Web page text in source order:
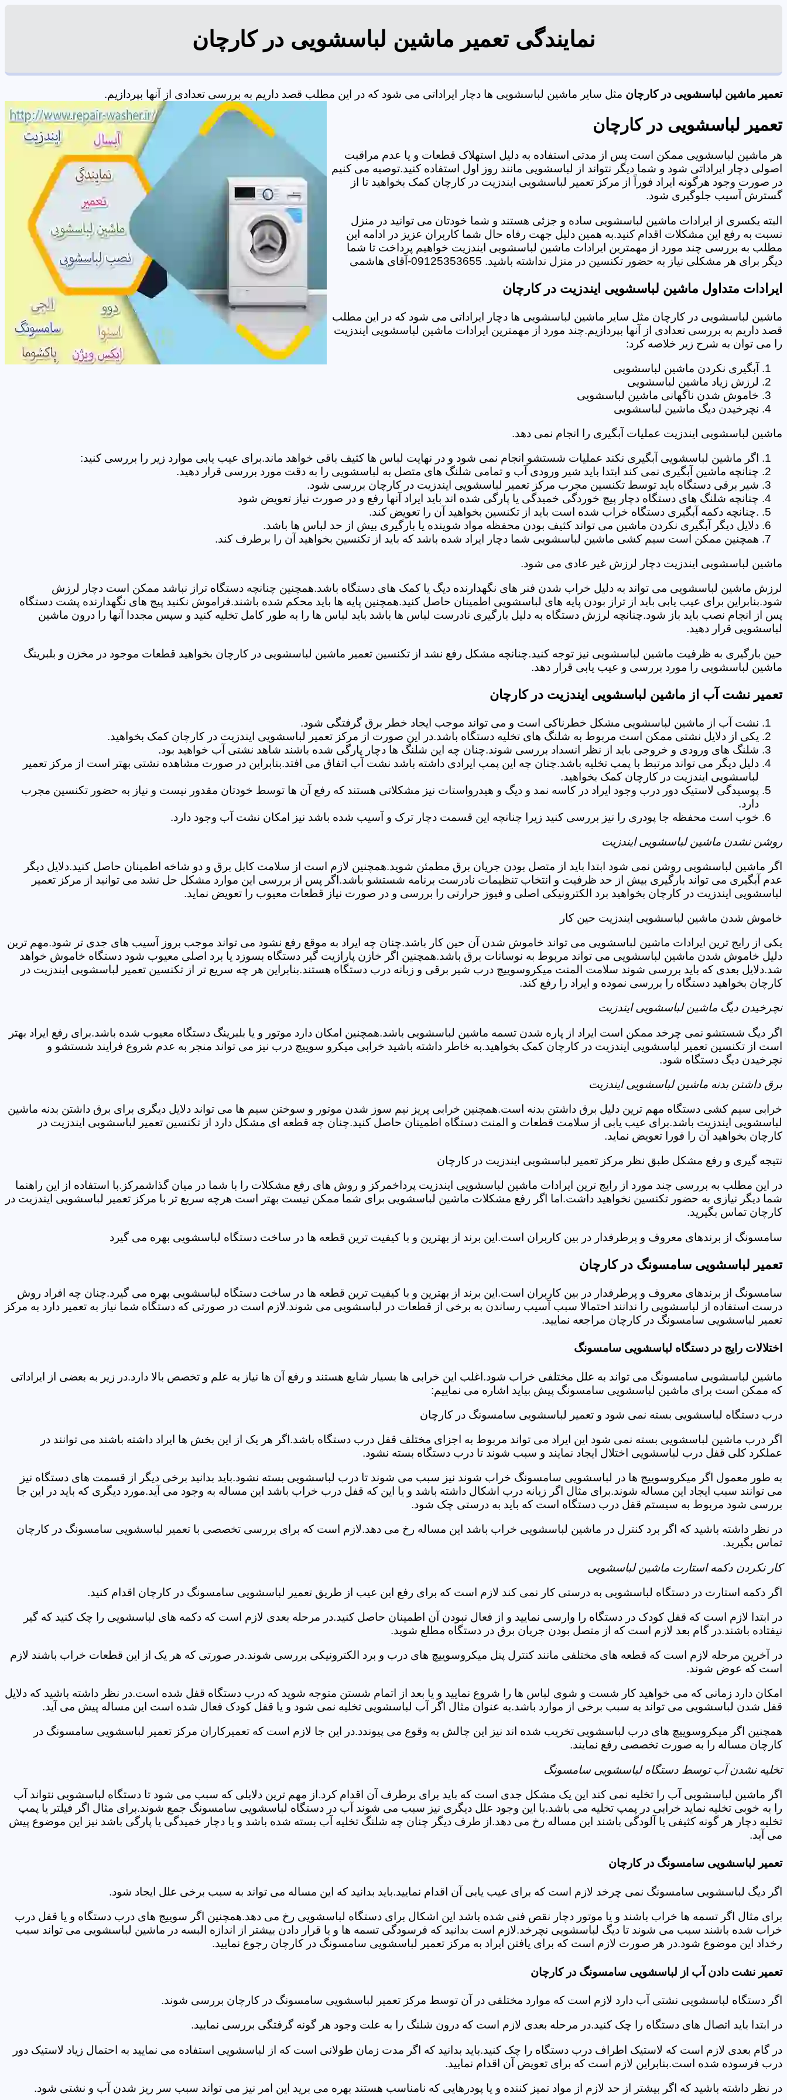
نمایندگی تعمیر ماشین لباسشویی در کارچان
تعمیر ماشین لباسشویی در کارچان مثل سایر ماشین لباسشویی ها دچار ایراداتی می شود که در این مطلب قصد داریم به بررسی تعدادی از آنها بپردازیم.
تعمیر لباسشویی در کارچان
هر ماشین لباسشویی ممکن است پس از مدتی استفاده به دلیل استهلاک قطعات و یا عدم مراقبت
اصولی دچار ایراداتی شود و شما دیگر نتواند از لباسشویی مانند روز اول استفاده کنید.توصیه می کنیم
در صورت وجود هرگونه ایراد فوراً از مرکز تعمیر لباسشویی ایندزیت در کارچان کمک بخواهید تا از
گسترش آسیب جلوگیری شود.
البته یکسری از ایرادات ماشین لباسشویی ساده و جزئی هستند و شما خودتان می توانید در منزل
نسبت به رفع این مشکلات اقدام کنید.به همین دلیل جهت رفاه حال شما کاربران عزیز در ادامه این
مطلب به بررسی چند مورد از مهمترین ایرادات ماشین لباسشویی ایندزیت خواهیم پرداخت تا شما
دیگر برای هر مشکلی نیاز به حضور تکنسین در منزل نداشته باشید. 09125353655-آقای هاشمی
ایرادات متداول ماشین لباسشویی ایندزیت در کارچان
ماشین لباسشویی در کارچان مثل سایر ماشین لباسشویی ها دچار ایراداتی می شود که در این مطلب
قصد داریم به بررسی تعدادی از آنها بپردازیم.چند مورد از مهمترین ایرادات ماشین لباسشویی ایندزیت
را می توان به شرح زیر خلاصه کرد:
آبگیری نکردن ماشین لباسشویی
لرزش زیاد ماشین لباسشویی
خاموش شدن ناگهانی ماشین لباسشویی
نچرخیدن دیگ ماشین لباسشویی
ماشین لباسشویی ایندزیت عملیات آبگیری را انجام نمی دهد.
اگر ماشین لباسشویی آبگیری نکند عملیات شستشو انجام نمی شود و در نهایت لباس ها کثیف باقی خواهد ماند.برای عیب یابی موارد زیر را بررسی کنید:
چنانچه ماشین آبگیری نمی کند ابتدا باید شیر ورودی آب و تمامی شلنگ های متصل به لباسشویی را به دقت مورد بررسی قرار دهید.
شیر برقی دستگاه باید توسط تکنسین مجرب مرکز تعمیر لباسشویی ایندزیت در کارچان بررسی شود.
چنانچه شلنگ های دستگاه دچار پیچ خوردگی خمیدگی یا پارگی شده اند باید ایراد آنها رفع و در صورت نیاز تعویض شود
.چنانچه دکمه آبگیری دستگاه خراب شده است باید از تکنسین بخواهید آن را تعویض کند.
دلایل دیگر آبگیری نکردن ماشین می تواند کثیف بودن محفظه مواد شوینده یا بارگیری بیش از حد لباس ها باشد.
همچنین ممکن است سیم کشی ماشین لباسشویی شما دچار ایراد شده باشد که باید از تکنسین بخواهید آن را برطرف کند.
ماشین لباسشویی ایندزیت دچار لرزش غیر عادی می شود.
لرزش ماشین لباسشویی می تواند به دلیل خراب شدن فنر های نگهدارنده دیگ یا کمک های دستگاه باشد.همچنین چنانچه دستگاه تراز نباشد ممکن است دچار لرزش
شود.بنابراین برای عیب یابی باید از تراز بودن پایه های لباسشویی اطمینان حاصل کنید.همچنین پایه ها باید محکم شده باشند.فراموش نکنید پیچ های نگهدارنده پشت دستگاه
پس از انجام نصب باید باز شود.چنانچه لرزش دستگاه به دلیل بارگیری نادرست لباس ها باشد باید لباس ها را به طور کامل تخلیه کنید و سپس مجددا آنها را درون ماشین
لباسشویی قرار دهید.
حین بارگیری به ظرفیت ماشین لباسشویی نیز توجه کنید.چنانچه مشکل رفع نشد از تکنسین تعمیر ماشین لباسشویی در کارچان بخواهید قطعات موجود در مخزن و بلبرینگ
ماشین لباسشویی را مورد بررسی و عیب یابی قرار دهد.
تعمیر نشت آب از ماشین لباسشویی ایندزیت در کارچان
نشت آب از ماشین لباسشویی مشکل خطرناکی است و می تواند موجب ایجاد خطر برق گرفتگی شود.
یکی از دلایل نشتی ممکن است مربوط به شلنگ های تخلیه دستگاه باشد.در این صورت از مرکز تعمیر لباسشویی ایندزیت در کارچان کمک بخواهید.
شلنگ های ورودی و خروجی باید از نظر انسداد بررسی شوند.چنان چه این شلنگ ها دچار پارگی شده باشند شاهد نشتی آب خواهید بود.
دلیل دیگر می تواند مرتبط با پمپ تخلیه باشد.چنان چه این پمپ ایرادی داشته باشد نشت آب اتفاق می افتد.بنابراین در صورت مشاهده نشتی بهتر است از مرکز تعمیر
لباسشویی ایندزیت در کارچان کمک بخواهید.
پوسیدگی لاستیک دور درب وجود ایراد در کاسه نمد و دیگ و هیدرواستات نیز مشکلاتی هستند که رفع آن ها توسط خودتان مقدور نیست و نیاز به حضور تکنسین مجرب
دارد.
خوب است محفظه جا پودری را نیز بررسی کنید زیرا چنانچه این قسمت دچار ترک و آسیب شده باشد نیز امکان نشت آب وجود دارد.
روشن نشدن ماشین لباسشویی ایندزیت
اگر ماشین لباسشویی روشن نمی شود ابتدا باید از متصل بودن جریان برق مطمئن شوید.همچنین لازم است از سلامت کابل برق و دو شاخه اطمینان حاصل کنید.دلایل دیگر
عدم آبگیری می تواند بارگیری بیش از حد ظرفیت و انتخاب تنظیمات نادرست برنامه شستشو باشد.اگر پس از بررسی این موارد مشکل حل نشد می توانید از مرکز تعمیر
لباسشویی ایندزیت در کارچان بخواهید برد الکترونیکی اصلی و فیوز حرارتی را بررسی و در صورت نیاز قطعات معیوب را تعویض نماید.
خاموش شدن ماشین لباسشویی ایندزیت حین کار
یکی از رایج ترین ایرادات ماشین لباسشویی می تواند خاموش شدن آن حین کار باشد.چنان چه ایراد به موقع رفع نشود می تواند موجب بروز آسیب های جدی تر شود.مهم ترین
دلیل خاموش شدن ماشین لباسشویی می تواند مربوط به نوسانات برق باشد.همچنین اگر خازن پارازیت گیر دستگاه بسوزد یا برد اصلی معیوب شود دستگاه خاموش خواهد
شد.دلایل بعدی که باید بررسی شوند سلامت المنت میکروسوییچ درب شیر برقی و زبانه درب دستگاه هستند.بنابراین هر چه سریع تر از تکنسین تعمیر لباسشویی ایندزیت در
کارچان بخواهید دستگاه را بررسی نموده و ایراد را رفع کند.
نچرخیدن دیگ ماشین لباسشویی ایندزیت
اگر دیگ شستشو نمی چرخد ممکن است ایراد از پاره شدن تسمه ماشین لباسشویی باشد.همچنین امکان دارد موتور و یا بلبرینگ دستگاه معیوب شده باشد.برای رفع ایراد بهتر
است از تکنسین تعمیر لباسشویی ایندزیت در کارچان کمک بخواهید.به خاطر داشته باشید خرابی میکرو سوییچ درب نیز می تواند منجر به عدم شروع فرایند شستشو و
نچرخیدن دیگ دستگاه شود.
برق داشتن بدنه ماشین لباسشویی ایندزیت
خرابی سیم کشی دستگاه مهم ترین دلیل برق داشتن بدنه است.همچنین خرابی پریز نیم سوز شدن موتور و سوختن سیم ها می تواند دلایل دیگری برای برق داشتن بدنه ماشین
لباسشویی ایندزیت باشد.برای عیب یابی از سلامت قطعات و المنت دستگاه اطمینان حاصل کنید.چنان چه قطعه ای مشکل دارد از تکنسین تعمیر لباسشویی ایندزیت در
کارچان بخواهید آن را فورا تعویض نماید.
نتیجه گیری و رفع مشکل طبق نظر مرکز تعمیر لباسشویی ایندزیت در کارچان
در این مطلب به بررسی چند مورد از رایج ترین ایرادات ماشین لباسشویی ایندزیت پرداخمرکز و روش های رفع مشکلات را با شما در میان گذاشمرکز.با استفاده از این راهنما
شما دیگر نیازی به حضور تکنسین نخواهید داشت.اما اگر رفع مشکلات ماشین لباسشویی برای شما ممکن نیست بهتر است هرچه سریع تر با مرکز تعمیر لباسشویی ایندزیت در
کارچان تماس بگیرید.
سامسونگ از برندهای معروف و پرطرفدار در بین کاربران است.این برند از بهترین و با کیفیت ترین قطعه ها در ساخت دستگاه لباسشویی بهره می گیرد
تعمیر لباسشویی سامسونگ در کارچان
سامسونگ از برندهای معروف و پرطرفدار در بین کاربران است.این برند از بهترین و با کیفیت ترین قطعه ها در ساخت دستگاه لباسشویی بهره می گیرد.چنان چه افراد روش
درست استفاده از لباسشویی را ندانند احتمالا سبب آسیب رساندن به برخی از قطعات در لباسشویی می شوند.لازم است در صورتی که دستگاه شما نیاز به تعمیر دارد به مرکز
تعمیر لباسشویی سامسونگ در کارچان مراجعه نمایید.
اختلالات رایج در دستگاه لباسشویی سامسونگ
ماشین لباسشویی سامسونگ می تواند به علل مختلفی خراب شود.اغلب این خرابی ها بسیار شایع هستند و رفع آن ها نیاز به علم و تخصص بالا دارد.در زیر به بعضی از ایراداتی
که ممکن است برای ماشین لباسشویی سامسونگ پیش بیاید اشاره می نماییم:
درب دستگاه لباسشویی بسته نمی شود و تعمیر لباسشویی سامسونگ در کارچان
اگر درب ماشین لباسشویی بسته نمی شود این ایراد می تواند مربوط به اجزای مختلف قفل درب دستگاه باشد.اگر هر یک از این بخش ها ایراد داشته باشند می توانند در
عملکرد کلی قفل درب لباسشویی اختلال ایجاد نمایند و سبب شوند تا درب دستگاه بسته نشود.
به طور معمول اگر میکروسوییچ ها در لباسشویی سامسونگ خراب شوند نیز سبب می شوند تا درب لباسشویی بسته نشود.باید بدانید برخی دیگر از قسمت های دستگاه نیز
می توانند سبب ایجاد این مساله شوند.برای مثال اگر زبانه درب اشکال داشته باشد و یا این که قفل درب خراب باشد این مساله به وجود می آید.مورد دیگری که باید در این جا
بررسی شود مربوط به سیستم قفل درب دستگاه است که باید به درستی چک شود.
در نظر داشته باشید که اگر برد کنترل در ماشین لباسشویی خراب باشد این مساله رخ می دهد.لازم است که برای بررسی تخصصی با تعمیر لباسشویی سامسونگ در کارچان
تماس بگیرید.
کار نکردن دکمه استارت ماشین لباسشویی
اگر دکمه استارت در دستگاه لباسشویی به درستی کار نمی کند لازم است که برای رفع این عیب از طریق تعمیر لباسشویی سامسونگ در کارچان اقدام کنید.
در ابتدا لازم است که قفل کودک در دستگاه را وارسی نمایید و از فعال نبودن آن اطمینان حاصل کنید.در مرحله بعدی لازم است که دکمه های لباسشویی را چک کنید که گیر
نیفتاده باشند.در گام بعد لازم است که از متصل بودن جریان برق در دستگاه مطلع شوید.
در آخرین مرحله لازم است که قطعه های مختلفی مانند کنترل پنل میکروسوییچ های درب و برد الکترونیکی بررسی شوند.در صورتی که هر یک از این قطعات خراب باشند لازم
است که عوض شوند.
امکان دارد زمانی که می خواهید کار شست و شوی لباس ها را شروع نمایید و یا بعد از اتمام شستن متوجه شوید که درب دستگاه قفل شده است.در نظر داشته باشید که دلایل
قفل شدن لباسشویی می تواند به سبب برخی از موارد باشد.به عنوان مثال اگر آب لباسشویی تخلیه نمی شود و یا قفل کودک فعال شده است این مساله پیش می آید.
همچنین اگر میکروسوییچ های درب لباسشویی تخریب شده اند نیز این چالش به وقوع می پیوندد.در این جا لازم است که تعمیرکاران مرکز تعمیر لباسشویی سامسونگ در
کارچان مساله را به صورت تخصصی رفع نمایند.
تخلیه نشدن آب توسط دستگاه لباسشویی سامسونگ
اگر ماشین لباسشویی آب را تخلیه نمی کند این یک مشکل جدی است که باید برای برطرف آن اقدام کرد.از مهم ترین دلایلی که سبب می شود تا دستگاه لباسشویی نتواند آب
را به خوبی تخلیه نماید خرابی در پمپ تخلیه می باشد.با این وجود علل دیگری نیز سبب می شوند آب در دستگاه لباسشویی سامسونگ جمع شوند.برای مثال اگر فیلتر یا پمپ
تخلیه دچار هر گونه کثیفی یا آلودگی باشند این مساله رخ می دهد.از طرف دیگر چنان چه شلنگ تخلیه آب بسته شده باشد و یا دچار خمیدگی یا پارگی باشد نیز این موضوع پیش
می آید.
تعمیر لباسشویی سامسونگ در کارچان
اگر دیگ لباسشویی سامسونگ نمی چرخد لازم است که برای عیب یابی آن اقدام نمایید.باید بدانید که این مساله می تواند به سبب برخی علل ایجاد شود.
برای مثال اگر تسمه ها خراب باشند و یا موتور دچار نقص فنی شده باشد این اشکال برای دستگاه لباسشویی رخ می دهد.همچنین اگر سوییچ های درب دستگاه و یا قفل درب
خراب شده باشند سبب می شوند تا دیگ لباسشویی نچرخد.لازم است بدانید که فرسودگی تسمه ها و یا قرار دادن بیشتر از اندازه البسه در ماشین لباسشویی می تواند سبب
رخداد این موضوع شود.در هر صورت لازم است که برای یافتن ایراد به مرکز تعمیر لباسشویی سامسونگ در کارچان رجوع نمایید.
تعمیر نشت دادن آب از لباسشویی سامسونگ در کارچان
اگر دستگاه لباسشویی نشتی آب دارد لازم است که موارد مختلفی در آن توسط مرکز تعمیر لباسشویی سامسونگ در کارچان بررسی شوند.
در ابتدا باید اتصال های دستگاه را چک کنید.در مرحله بعدی لازم است که درون شلنگ را به علت وجود هر گونه گرفتگی بررسی نمایید.
در گام بعدی لازم است که لاستیک اطراف درب دستگاه را چک کنید.باید بدانید که اگر مدت زمان طولانی است که از لباسشویی استفاده می نمایید به احتمال زیاد لاستیک دور
درب فرسوده شده است.بنابراین لازم است که برای تعویض آن اقدام نمایید.
در نظر داشته باشید که اگر بیشتر از حد لازم از مواد تمیز کننده و یا پودرهایی که نامناسب هستند بهره می برید این امر نیز می تواند سبب سر ریز شدن آب و نشتی شود.